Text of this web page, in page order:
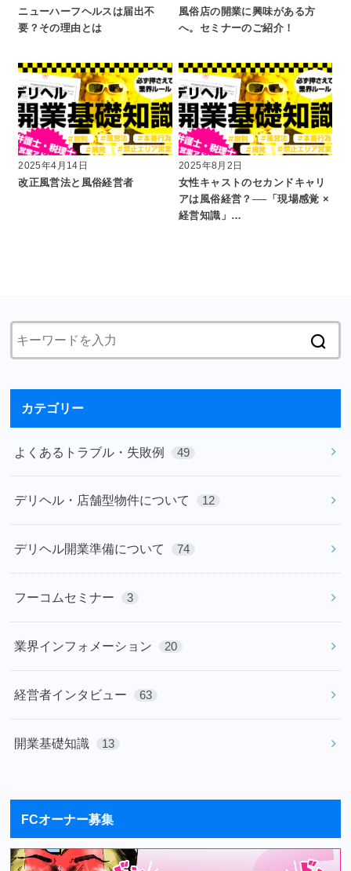
ニューハーフヘルスは届出不
要？その理由とは
風俗店の開業に興味がある方
へ。セミナーのご紹介！
2025年4月14日
改正風営法と風俗経営者
2025年8月2日
女性キャストのセカンドキャリ
アは風俗経営？──「現場感覚 ×
経営知識」…
カテゴリー
よくあるトラブル・失敗例 49
デリヘル・店舗型物件について 12
デリヘル開業準備について 74
フーコムセミナー 3
業界インフォメーション 20
経営者インタビュー 63
開業基礎知識 13
FCオーナー募集